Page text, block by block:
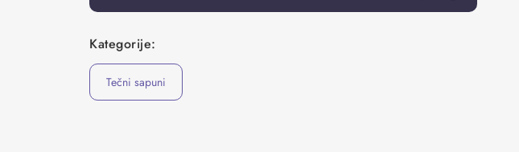
Kategorije:
Tečni sapuni